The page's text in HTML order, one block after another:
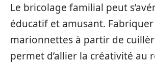
Le bricolage familial peut
éducatif et amusant.
marionnettes à partir de
permet d’allier la créativité au